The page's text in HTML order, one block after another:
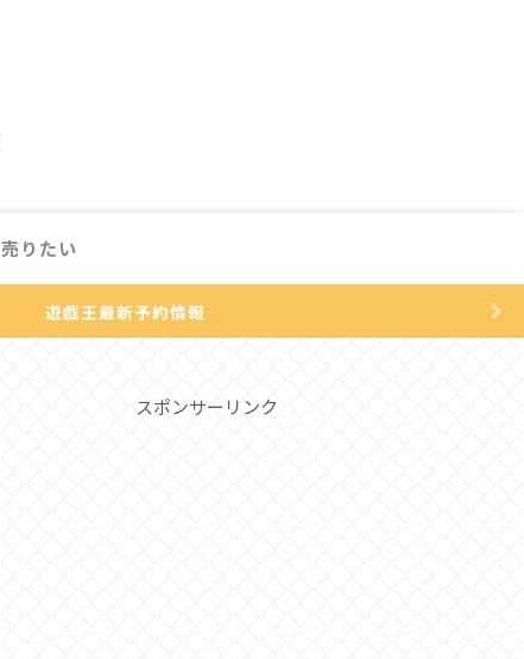
売りたい
遊戯王最新予約情報
スポンサーリンク